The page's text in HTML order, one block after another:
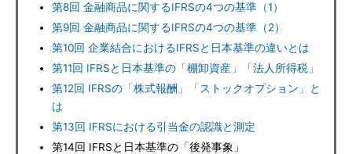
第8回 金融商品に関するIFRSの4つの基準（1）
第9回 金融商品に関するIFRSの4つの基準（2）
第10回 企業結合におけるIFRSと日本基準の違いとは
第11回 IFRSと日本基準の「棚卸資産」「法人所得税」
第12回 IFRSの「株式報酬」「ストックオプション」と
は
第13回 IFRSにおける引当金の認識と測定
第14回 IFRSと日本基準の「後発事象」